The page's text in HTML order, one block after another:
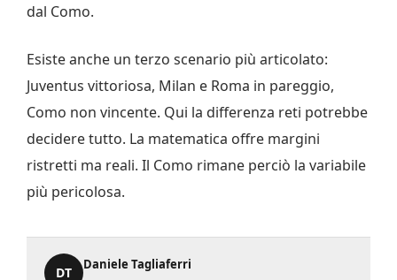
dal Como.
Esiste anche un terzo scenario più articolato:
Juventus vittoriosa, Milan e Roma in pareggio,
Como non vincente. Qui la differenza reti potrebbe
decidere tutto. La matematica offre margini
ristretti ma reali. Il Como rimane perciò la variabile
più pericolosa.
DT
Daniele Tagliaferri